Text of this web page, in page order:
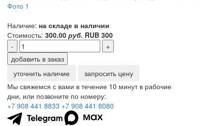
Наличие: на складе в наличии
Стоимость: 300.00 руб. RUB 300
-
+
добавить в заказ
уточнить наличие
запросить цену
Мы свяжемся с вами в течение 10 минут в рабочие
дни, или позвоните по номеру:
+7 908 441 8833 +7 908 441 8080